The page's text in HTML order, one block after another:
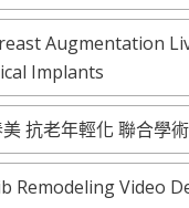
Augmentation
Implants
抗老年輕化 聯合學
Remodeling Video